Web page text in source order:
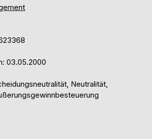
03.05.2000
Neutralität,